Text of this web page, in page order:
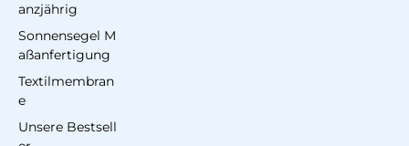
anzjährig
Sonnensegel M
aßanfertigung
Textilmembran
e
Unsere Bestsell